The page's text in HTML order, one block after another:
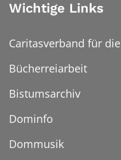
Wichtige Links
Caritasverband für
Bücherreiarbeit
Bistumsarchiv
Dominfo
Dommusik